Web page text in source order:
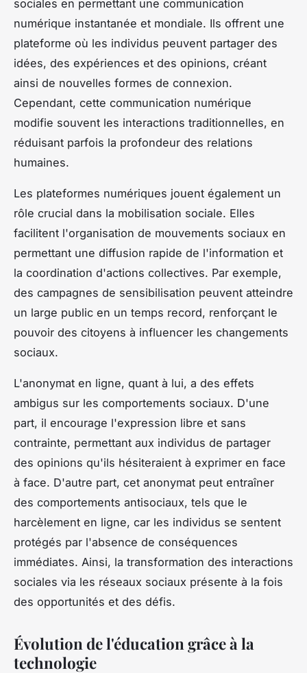
sociales en permettant une communication
numérique instantanée et mondiale. Ils offrent une
plateforme où les individus peuvent partager des
idées, des expériences et des opinions, créant
ainsi de nouvelles formes de connexion.
Cependant, cette communication numérique
modifie souvent les interactions traditionnelles, en
réduisant parfois la profondeur des relations
humaines.
Les plateformes numériques jouent également un
rôle crucial dans la mobilisation sociale. Elles
facilitent l'organisation de mouvements sociaux en
permettant une diffusion rapide de l'information et
la coordination d'actions collectives. Par exemple,
des campagnes de sensibilisation peuvent atteindre
un large public en un temps record, renforçant le
pouvoir des citoyens à influencer les changements
sociaux.
L'anonymat en ligne, quant à lui, a des effets
ambigus sur les comportements sociaux. D'une
part, il encourage l'expression libre et sans
contrainte, permettant aux individus de partager
des opinions qu'ils hésiteraient à exprimer en face
à face. D'autre part, cet anonymat peut entraîner
des comportements antisociaux, tels que le
harcèlement en ligne, car les individus se sentent
protégés par l'absence de conséquences
immédiates. Ainsi, la transformation des interactions
sociales via les réseaux sociaux présente à la fois
des opportunités et des défis.
Évolution de l'éducation grâce à la
technologie